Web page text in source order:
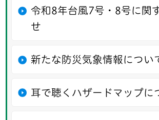
令和8年台風7号・8号に関
せ
新たな防災気象情報につい
耳で聴くハザードマップに